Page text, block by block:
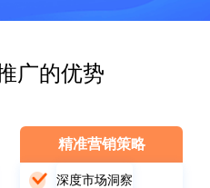
广的优势
精准营销策略
深度市场洞察
🎬 短视频